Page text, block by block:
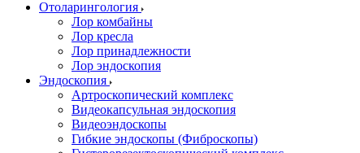
Отоларингология
Лор комбайны
Лор кресла
Лор принадлежности
Лор эндоскопия
Эндоскопия
Артроскопический комплекс
Видеокапсульная эндоскопия
Видеоэндоскопы
Гибкие эндоскопы (Фиброcкопы)